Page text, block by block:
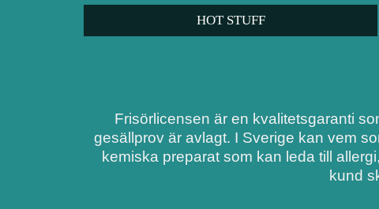
HOT STUFF
Frisörlicensen är en kvalitetsgaranti
gesällprov är avlagt. I Sverige kan vem
kemiska preparat som kan leda till
kund